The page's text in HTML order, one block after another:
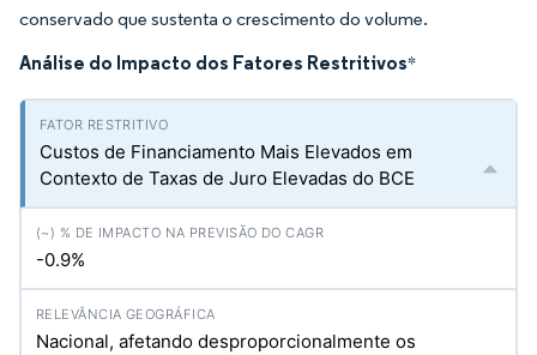
conservado que sustenta o crescimento do volume.
Análise do Impacto dos Fatores Restritivos*
Custos de Financiamento Mais Elevados em
Contexto de Taxas de Juro Elevadas do BCE
-0.9%
Nacional, afetando desproporcionalmente os